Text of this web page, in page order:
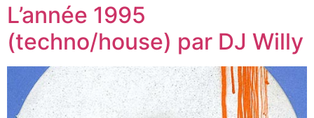
L’année 1995
(techno/house) par DJ Willy